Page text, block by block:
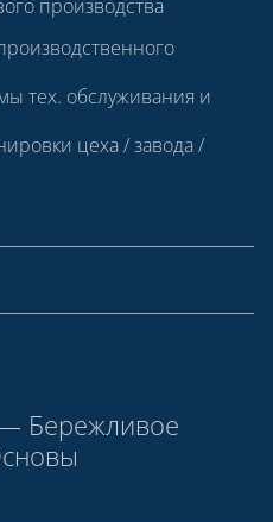
производства
тех. обслуживания и
цеха / завода /
Бережливое